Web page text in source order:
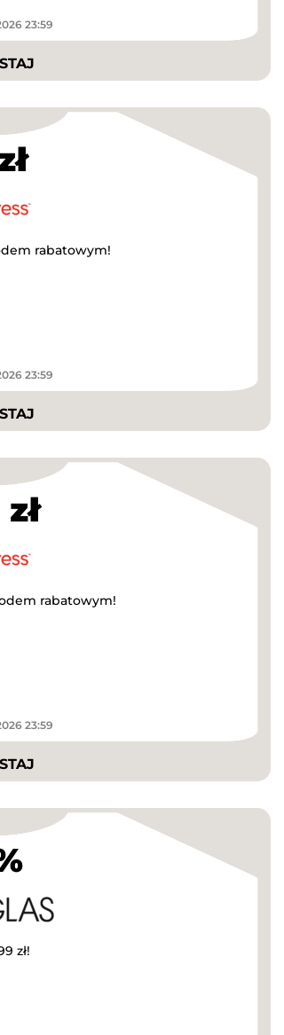
23:59
rabatowym!
23:59
rabatowym!
23:59
zł!